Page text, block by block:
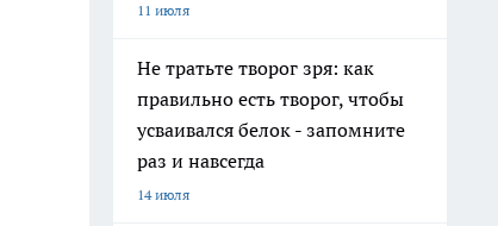
11 июля
Не тратьте творог зря: как
правильно есть творог, чтобы
усваивался белок - запомните
раз и навсегда
14 июля